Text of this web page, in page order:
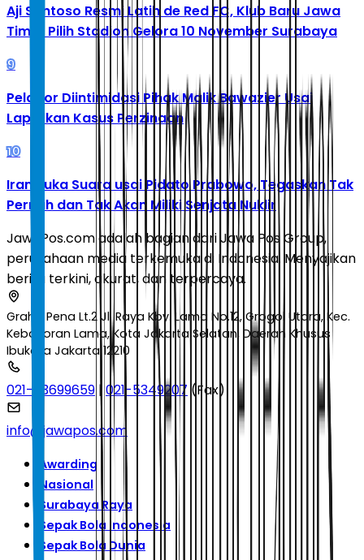
Aji Santoso Resmi Latih de Red FC, Klub Baru Jawa
Timur Pilih Stadion Gelora 10 November Surabaya
9
Pelapor Diintimidasi Pihak Malik Bawazier Usai
Laporkan Kasus Perzinaan
10
Iran Buka Suara usai Pidato Prabowo, Tegaskan Tak
Pernah dan Tak Akan Miliki Senjata Nuklir
JawaPos.com adalah bagian dari Jawa Pos Group,
perusahaan media terkemuka di Indonesia. Menyajikan
berita terkini, akurat, dan terpercaya.
Graha Pena Lt.2 Jl. Raya Kby. Lama No.12, Grogol Utara, Kec.
Kebayoran Lama, Kota Jakarta Selatan, Daerah Khusus
Ibukota Jakarta 12210
021-53699659 | 021-5349207 (Fax)
info@jawapos.com
Awarding
Nasional
Surabaya Raya
Sepak Bola Indonesia
Sepak Bola Dunia